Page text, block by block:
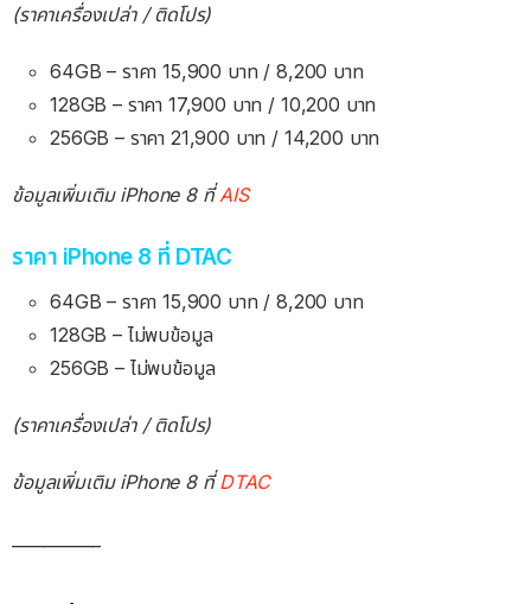
(ราคาเครื่องเปล่า / ติดโปร)
64GB – ราคา 15,900 บาท / 8,200 บาท
128GB – ราคา 17,900 บาท / 10,200 บาท
256GB – ราคา 21,900 บาท / 14,200 บาท
ข้อมูลเพิ่มเติม iPhone 8 ที่AIS
ราคา iPhone 8 ที่ DTAC
64GB – ราคา 15,900 บาท / 8,200 บาท
128GB – ไม่พบข้อมูล
256GB – ไม่พบข้อมูล
(ราคาเครื่องเปล่า / ติดโปร)
ข้อมูลเพิ่มเติม iPhone 8 ที่DTAC